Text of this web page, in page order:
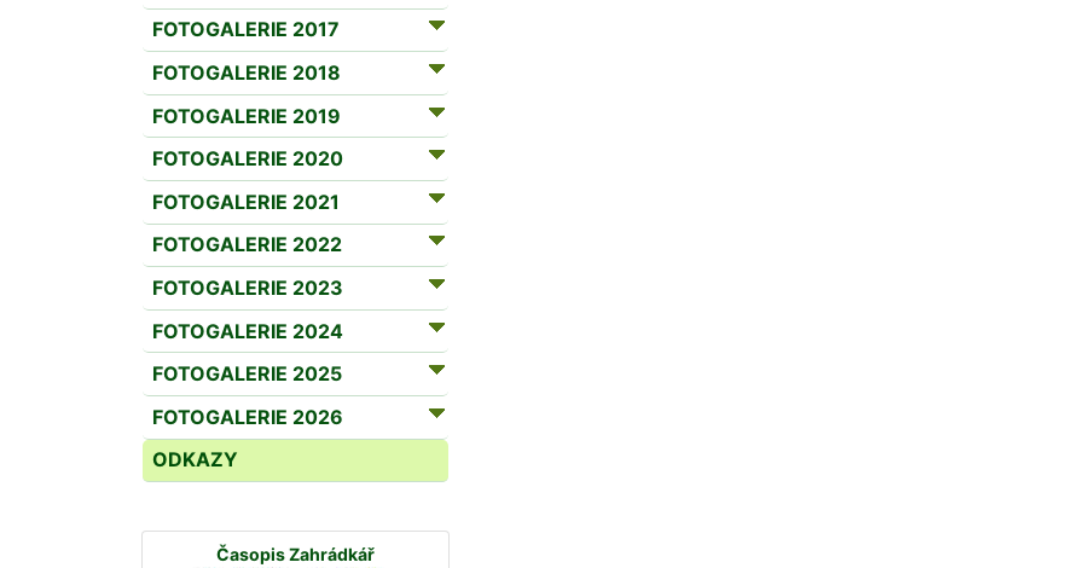
FOTOGALERIE 2017
FOTOGALERIE 2018
FOTOGALERIE 2019
FOTOGALERIE 2020
FOTOGALERIE 2021
FOTOGALERIE 2022
FOTOGALERIE 2023
FOTOGALERIE 2024
FOTOGALERIE 2025
FOTOGALERIE 2026
ODKAZY
Časopis Zahrádkář